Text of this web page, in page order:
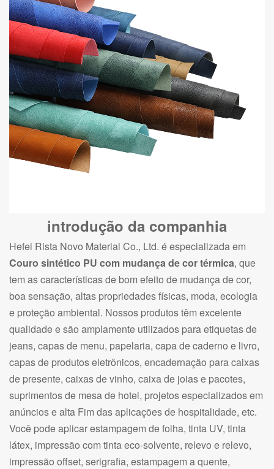
introdução da companhia
Hefei Rista Novo Material Co., Ltd. é especializada em
Couro sintético PU com mudança de cor térmica, que
tem as características de bom efeito de mudança de cor,
boa sensação, altas propriedades físicas, moda, ecologia
e proteção ambiental. Nossos produtos têm excelente
qualidade e são amplamente utilizados para etiquetas de
jeans, capas de menu, papelaria, capa de caderno e livro,
capas de produtos eletrônicos, encadernação para caixas
de presente, caixas de vinho, caixa de joias e pacotes,
suprimentos de mesa de hotel, projetos especializados em
anúncios e alta Fim das aplicações de hospitalidade, etc.
Você pode aplicar estampagem de folha, tinta UV, tinta
látex, impressão com tinta eco-solvente, relevo e relevo,
impressão offset, serigrafia, estampagem a quente,